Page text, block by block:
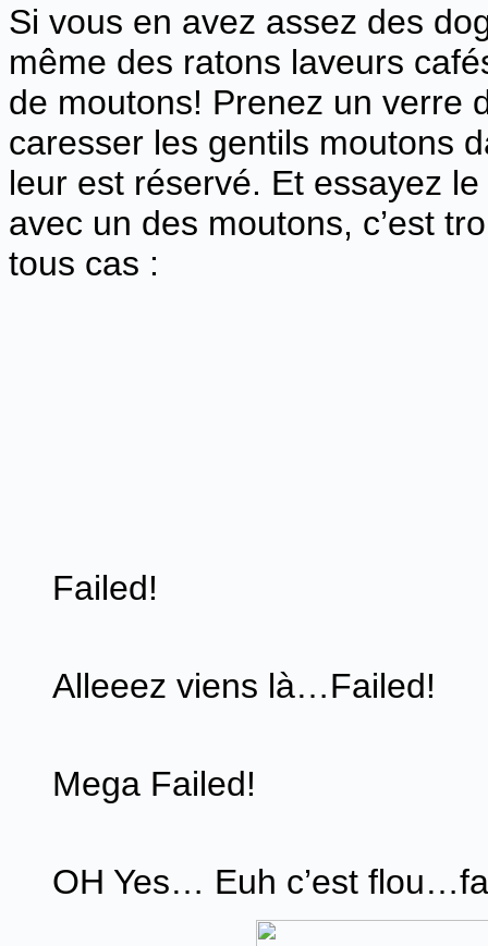
Si vous en avez assez des
même des ratons laveurs
de moutons! Prenez un verre
caresser les gentils moutons
leur est réservé. Et essayez
avec un des moutons, c’est
tous cas :
Failed!
Alleeez viens là…Failed!
Mega Failed!
OH Yes… Euh c’est